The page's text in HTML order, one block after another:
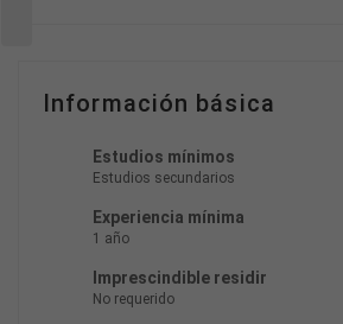
Información básica
Estudios mínimos
Estudios secundarios
Experiencia mínima
1 año
Imprescindible residir
No requerido